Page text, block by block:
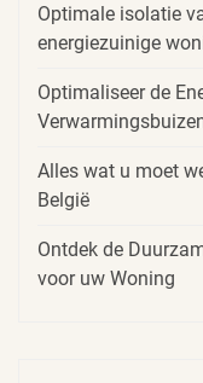
Optimale isolatie
energiezuinige
Optimaliseer de
Alles wat u moet
België
Ontdek de
voor uw Woning